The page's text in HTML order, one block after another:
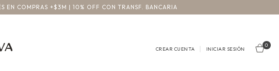
EN COMPRAS +$3M | 10% OFF CON TRANSF. BANCARIA
CREAR CUENTA INICIAR SESIÓN
0